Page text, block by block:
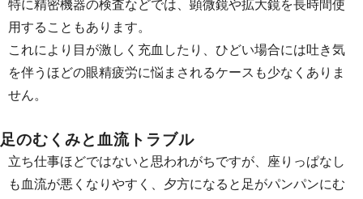
特に精密機器の検査などでは、顕微鏡や拡大鏡を長時間使
用することもあります。
これにより目が激しく充血したり、ひどい場合には吐き気
を伴うほどの眼精疲労に悩まされるケースも少なくありま
せん。
足のむくみと血流トラブル
立ち仕事ほどではないと思われがちですが、座りっぱなし
も血流が悪くなりやすく、夕方になると足がパンパンにむ